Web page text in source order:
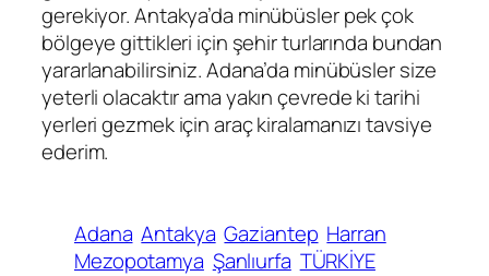
gerekiyor. Antakya’da minübüsler pek çok
bölgeye gittikleri için şehir turlarında bundan
yararlanabilirsiniz. Adana’da minübüsler size
yeterli olacaktır ama yakın çevrede ki tarihi
yerleri gezmek için araç kiralamanızı tavsiye
ederim.
Adana Antakya Gaziantep Harran
Mezopotamya Şanlıurfa TÜRKİYE